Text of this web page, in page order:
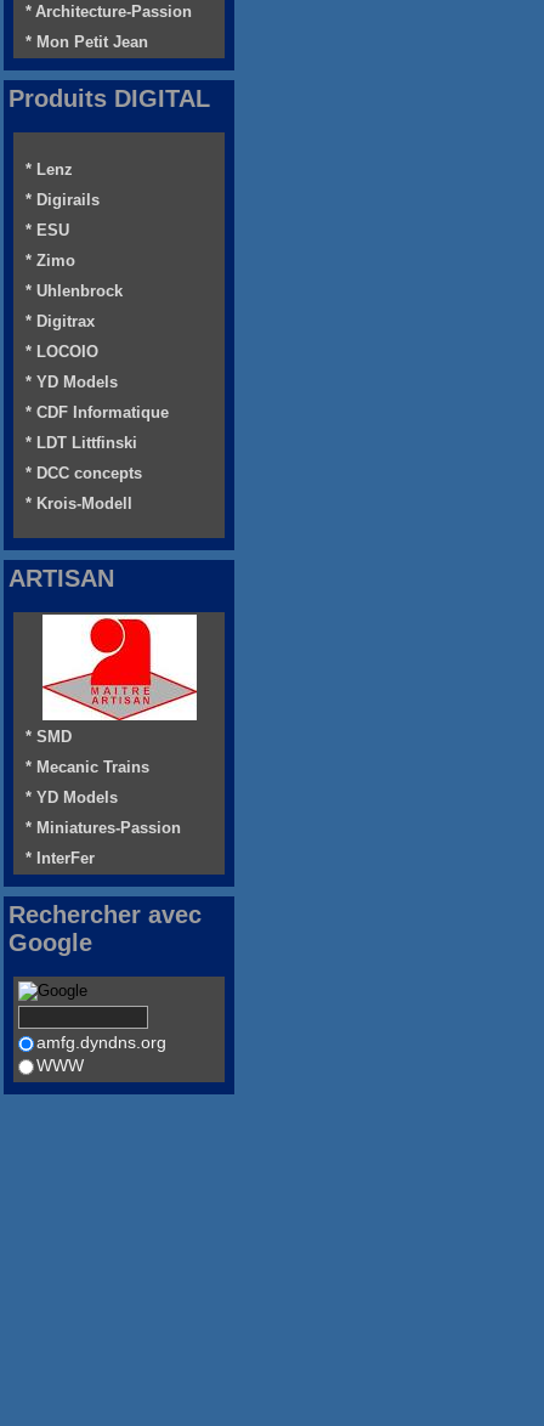
* Architecture-Passion
* Mon Petit Jean
Produits DIGITAL
* Lenz
* Digirails
* ESU
* Zimo
* Uhlenbrock
* Digitrax
* LOCOIO
* YD Models
* CDF Informatique
* LDT Littfinski
* DCC concepts
* Krois-Modell
ARTISAN
* SMD
* Mecanic Trains
* YD Models
* Miniatures-Passion
* InterFer
Rechercher avec
Google
amfg.dyndns.org
WWW